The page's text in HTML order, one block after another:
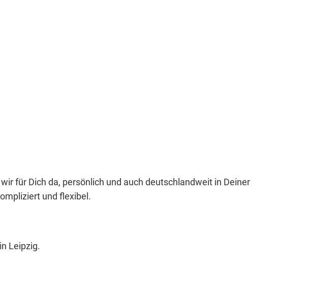
für Dich da, persönlich und auch deutschlandweit in Deiner
und flexibel.
Leipzig.